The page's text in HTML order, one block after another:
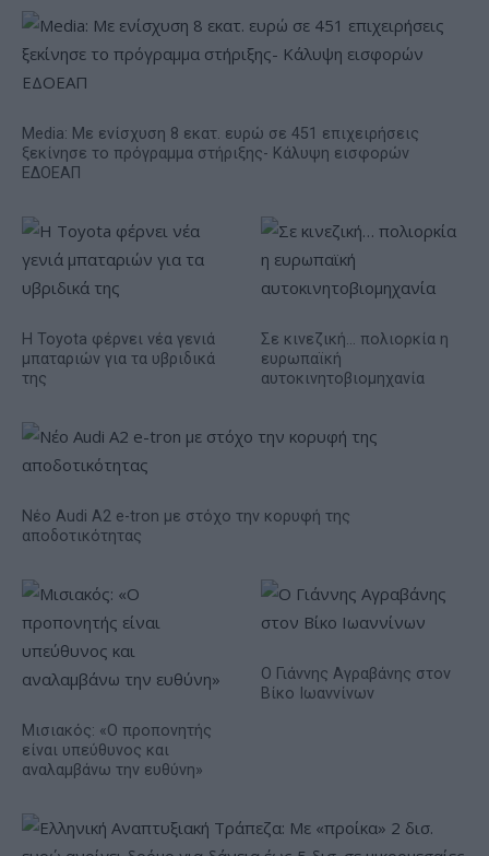
Media: Με ενίσχυση 8 εκατ. ευρώ σε 451 επιχειρήσεις
ξεκίνησε το πρόγραμμα στήριξης- Κάλυψη εισφορών
ΕΔΟΕΑΠ
Η Toyota φέρνει νέα γενιά
μπαταριών για τα υβριδικά
της
Σε κινεζική… πολιορκία η
ευρωπαϊκή
αυτοκινητοβιομηχανία
Νέο Audi A2 e-tron με στόχο την κορυφή της
αποδοτικότητας
Μισιακός: «Ο προπονητής
είναι υπεύθυνος και
αναλαμβάνω την ευθύνη»
Ο Γιάννης Αγραβάνης στον
Βίκο Ιωαννίνων